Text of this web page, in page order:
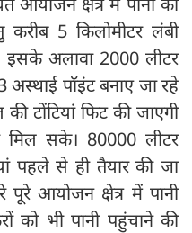
करीब 5 किलोमीटर लंबी
इसके अलावा 2000 लीटर
पॉइंट बनाए जा रहे
टोंटियां फिट की जाएगी
मिल सके। 80000 लीटर
पहले से ही तैयार की जा
पूरे आयोजन क्षेत्र में पानी
को भी पानी पहुंचाने की